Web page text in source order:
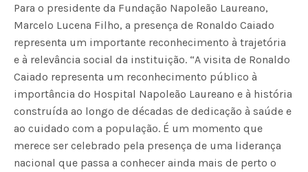
Para o presidente da Fundação Napoleão Laureano,
Marcelo Lucena Filho, a presença de Ronaldo Caiado
representa um importante reconhecimento à trajetória
e à relevância social da instituição. “A visita de Ronaldo
Caiado representa um reconhecimento público à
importância do Hospital Napoleão Laureano e à história
construída ao longo de décadas de dedicação à saúde e
ao cuidado com a população. É um momento que
merece ser celebrado pela presença de uma liderança
nacional que passa a conhecer ainda mais de perto o